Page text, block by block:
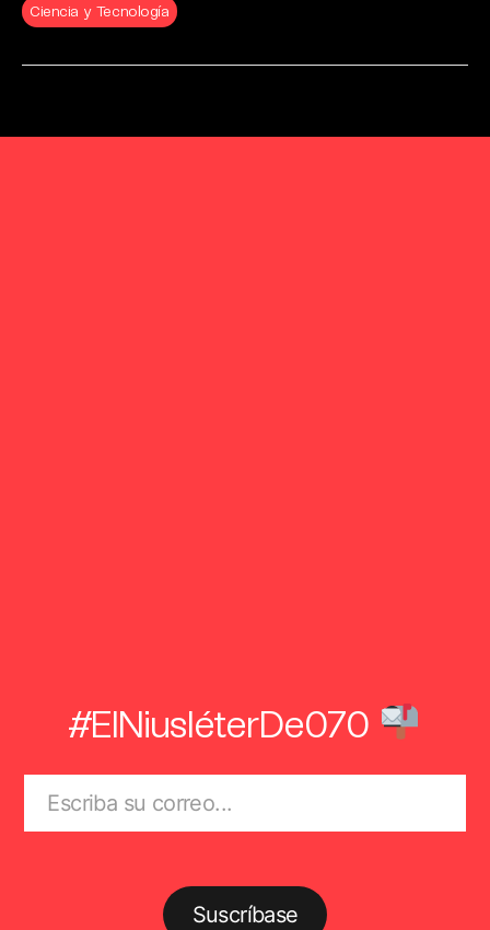
Ciencia y Tecnología
#ElNiusléterDe070
Suscríbase